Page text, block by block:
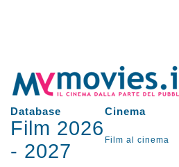
Database Cinema
Film 2026
- 2027 Film al cinema